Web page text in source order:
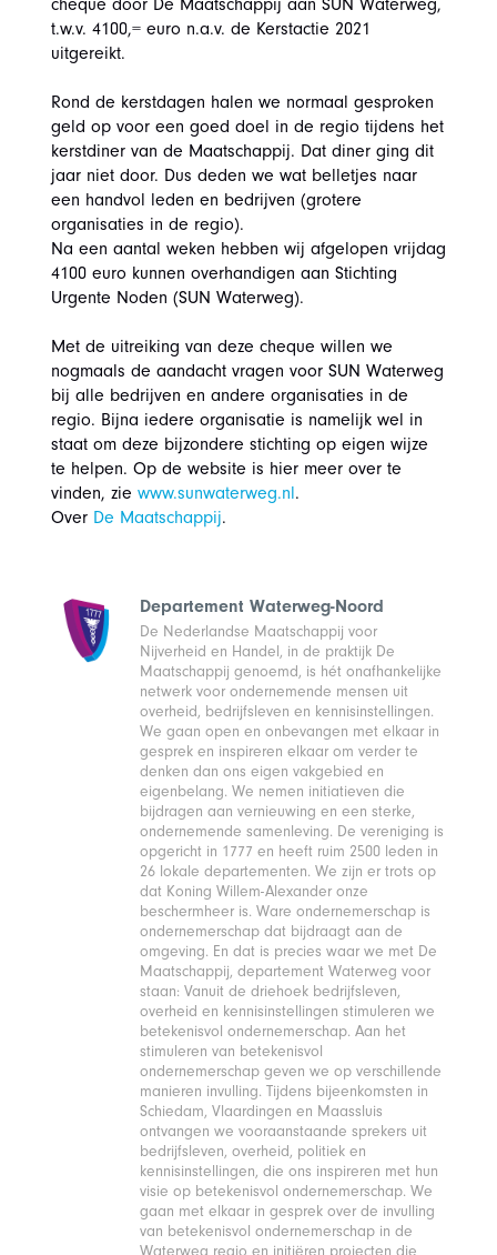
cheque door De Maatschappij aan SUN Waterweg,
t.w.v. 4100,= euro n.a.v. de Kerstactie 2021
uitgereikt.
Rond de kerstdagen halen we normaal gesproken
geld op voor een goed doel in de regio tijdens het
kerstdiner van de Maatschappij. Dat diner ging dit
jaar niet door. Dus deden we wat belletjes naar
een handvol leden en bedrijven (grotere
organisaties in de regio).
Na een aantal weken hebben wij afgelopen vrijdag
4100 euro kunnen overhandigen aan Stichting
Urgente Noden (SUN Waterweg).
Met de uitreiking van deze cheque willen we
nogmaals de aandacht vragen voor SUN Waterweg
bij alle bedrijven en andere organisaties in de
regio. Bijna iedere organisatie is namelijk wel in
staat om deze bijzondere stichting op eigen wijze
te helpen. Op de website is hier meer over te
vinden, zie www.sunwaterweg.nl.
Over De Maatschappij.
Departement Waterweg-Noord
De Nederlandse Maatschappij voor
Nijverheid en Handel, in de praktijk De
Maatschappij genoemd, is hét onafhankelijke
netwerk voor ondernemende mensen uit
overheid, bedrijfsleven en kennisinstellingen.
We gaan open en onbevangen met elkaar in
gesprek en inspireren elkaar om verder te
denken dan ons eigen vakgebied en
eigenbelang. We nemen initiatieven die
bijdragen aan vernieuwing en een sterke,
ondernemende samenleving. De vereniging is
opgericht in 1777 en heeft ruim 2500 leden in
26 lokale departementen. We zijn er trots op
dat Koning Willem-Alexander onze
beschermheer is. Ware ondernemerschap is
ondernemerschap dat bijdraagt aan de
omgeving. En dat is precies waar we met De
Maatschappij, departement Waterweg voor
staan: Vanuit de driehoek bedrijfsleven,
overheid en kennisinstellingen stimuleren we
betekenisvol ondernemerschap. Aan het
stimuleren van betekenisvol
ondernemerschap geven we op verschillende
manieren invulling. Tijdens bijeenkomsten in
Schiedam, Vlaardingen en Maassluis
ontvangen we vooraanstaande sprekers uit
bedrijfsleven, overheid, politiek en
kennisinstellingen, die ons inspireren met hun
visie op betekenisvol ondernemerschap. We
gaan met elkaar in gesprek over de invulling
van betekenisvol ondernemerschap in de